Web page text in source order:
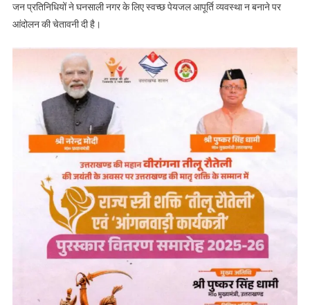
जन प्रतिनिधियों ने घनसाली नगर के लिए स्वच्छ पेयजल आपूर्ति व्यवस्था न बनाने पर
आंदोलन की चेतावनी दी है।